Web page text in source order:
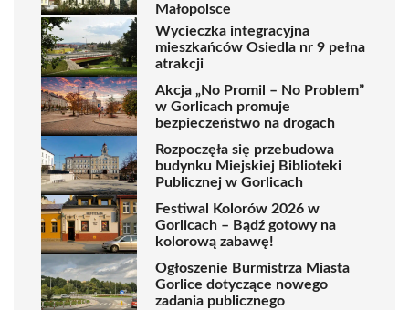
Małopolsce
Wycieczka integracyjna
mieszkańców Osiedla nr 9 pełna
atrakcji
Akcja „No Promil – No Problem”
w Gorlicach promuje
bezpieczeństwo na drogach
Rozpoczęła się przebudowa
budynku Miejskiej Biblioteki
Publicznej w Gorlicach
Festiwal Kolorów 2026 w
Gorlicach – Bądź gotowy na
kolorową zabawę!
Ogłoszenie Burmistrza Miasta
Gorlice dotyczące nowego
zadania publicznego